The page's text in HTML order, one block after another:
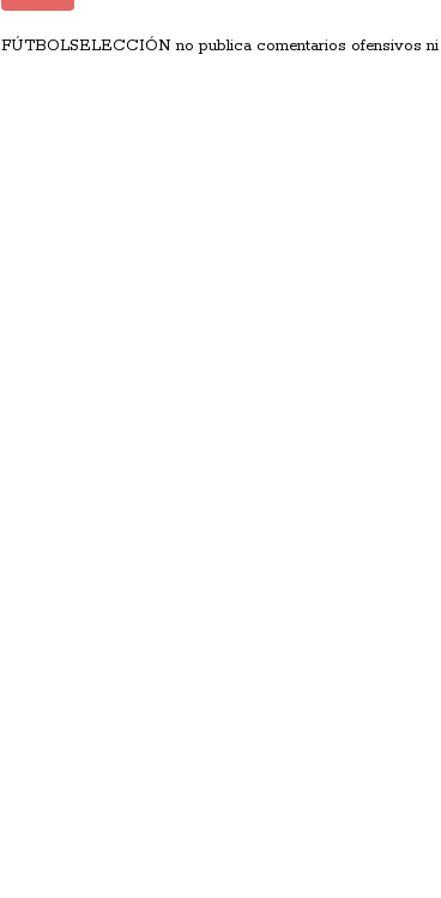
FÚTBOLSELECCIÓN no publica comentarios ofensivos ni